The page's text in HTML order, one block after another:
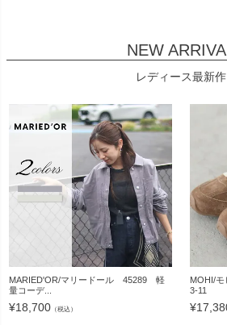
NEW
レディース最新作
MARIED'OR/マリードール 45289 軽
量コーデ...
¥18,700 （税込）
MOHI/
3-11
¥